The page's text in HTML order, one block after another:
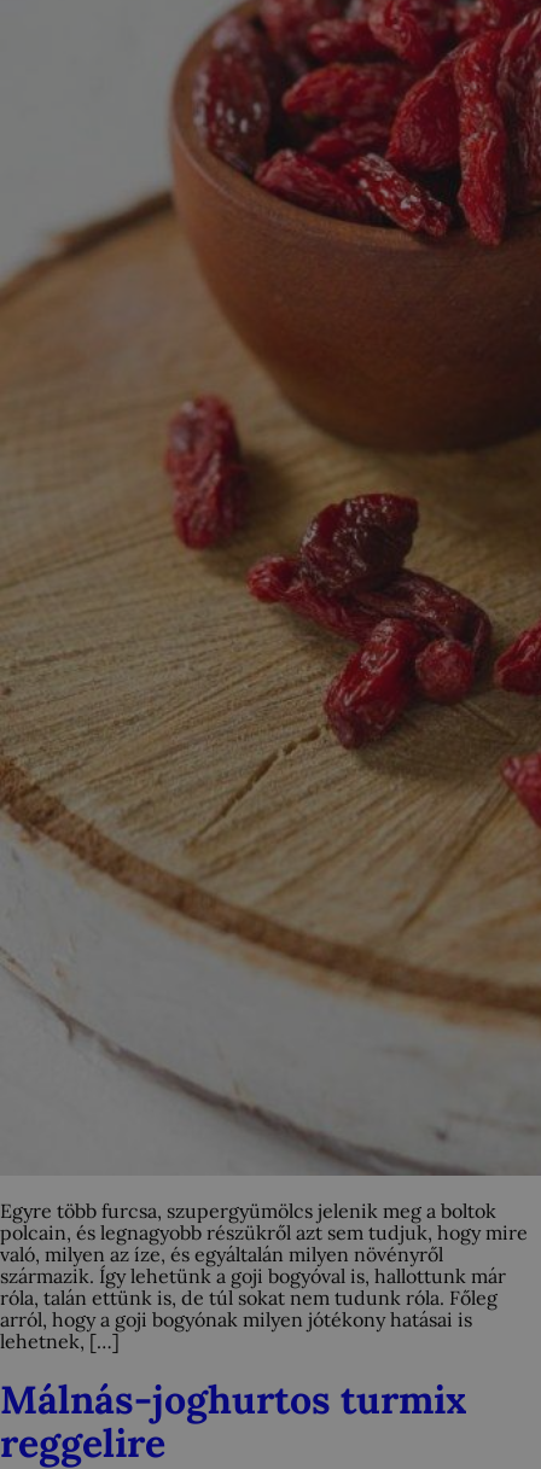
Egyre több furcsa, szupergyümölcs jelenik meg a boltok
polcain, és legnagyobb részükről azt sem tudjuk, hogy mire
való, milyen az íze, és egyáltalán milyen növényről
származik. Így lehetünk a goji bogyóval is, hallottunk már
róla, talán ettünk is, de túl sokat nem tudunk róla. Főleg
arról, hogy a goji bogyónak milyen jótékony hatásai is
lehetnek, […]
Málnás-joghurtos turmix
reggelire